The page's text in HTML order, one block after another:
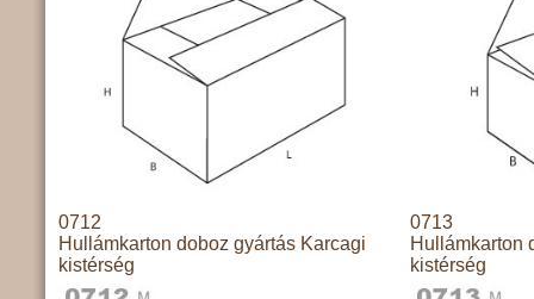
0712
Hullámkarton doboz gyártás Karcagi
kistérség
0713
Hullámkarton
kistérség